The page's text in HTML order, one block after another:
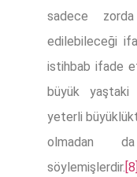
sadece
edilebileceği
istihbab ifade
büyük
yeterli
olmadan
söylemişlerdir. [8]